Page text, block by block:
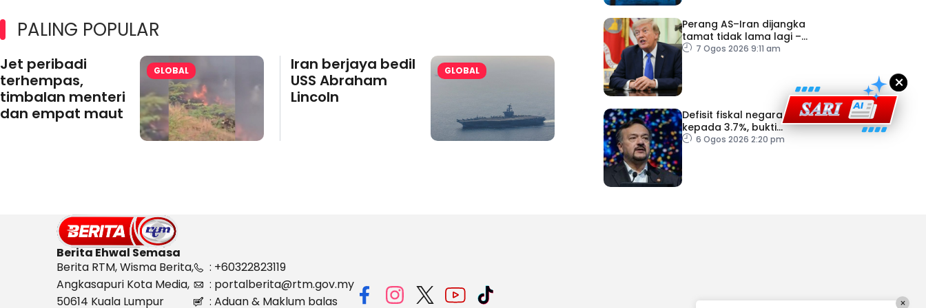
PALING POPULAR
Jet peribadi
terhempas,
timbalan menteri
dan empat maut
GLOBAL
Iran berjaya bedil
USS Abraham
Lincoln
GLOBAL
Perang AS–Iran dijangka
tamat tidak lama lagi –
Trump
7 Ogos 2026 9:11 am
Defisit fiskal negara susut
kepada 3.7%, bukti
keyakinan pelabur masih
6 Ogos 2026 2:20 pm
×
Berita Ehwal Semasa
Berita RTM, Wisma Berita,
Angkasapuri Kota Media,
50614 Kuala Lumpur
: +60322823119
: portalberita@rtm.gov.my
: Aduan & Maklum balas
×